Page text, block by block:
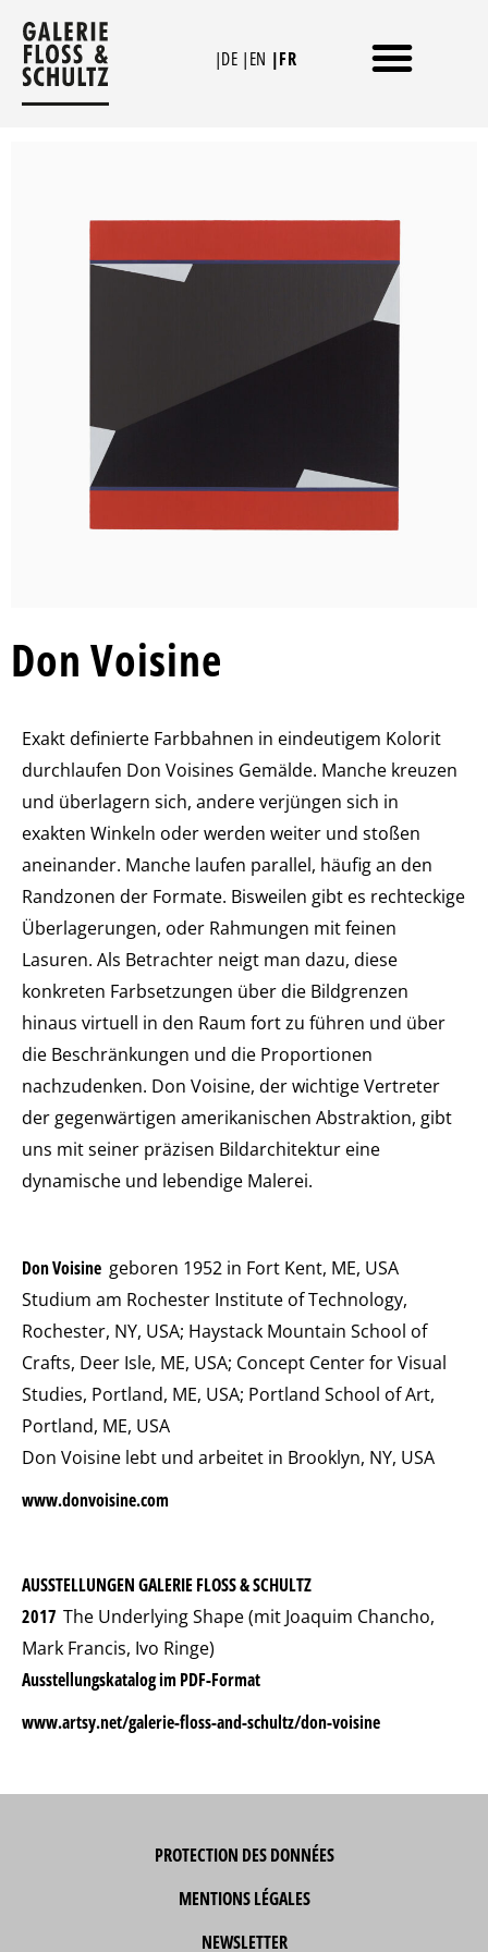
contenu
|DE |EN |FR
Don Voisine
Exakt definierte Farbbahnen in eindeutigem Kolorit
durchlaufen Don Voisines Gemälde. Manche kreuzen
und überlagern sich, andere verjüngen sich in
exakten Winkeln oder werden weiter und stoßen
aneinander. Manche laufen parallel, häufig an den
Randzonen der Formate. Bisweilen gibt es rechteckige
Überlagerungen, oder Rahmungen mit feinen
Lasuren. Als Betrachter neigt man dazu, diese
konkreten Farbsetzungen über die Bildgrenzen
hinaus virtuell in den Raum fort zu führen und über
die Beschränkungen und die Proportionen
nachzudenken. Don Voisine, der wichtige Vertreter
der gegenwärtigen amerikanischen Abstraktion, gibt
uns mit seiner präzisen Bildarchitektur eine
dynamische und lebendige Malerei.
Don Voisine geboren 1952 in Fort Kent, ME, USA
Studium am Rochester Institute of Technology,
Rochester, NY, USA; Haystack Mountain School of
Crafts, Deer Isle, ME, USA; Concept Center for Visual
Studies, Portland, ME, USA; Portland School of Art,
Portland, ME, USA
Don Voisine lebt und arbeitet in Brooklyn, NY, USA
www.donvoisine.com
AUSSTELLUNGEN GALERIE FLOSS & SCHULTZ
2017 The Underlying Shape (mit Joaquim Chancho,
Mark Francis, Ivo Ringe)
Ausstellungskatalog im PDF-Format
www.artsy.net/galerie-floss-and-schultz/don-voisine
PROTECTION DES DONNÉES
MENTIONS LÉGALES
NEWSLETTER